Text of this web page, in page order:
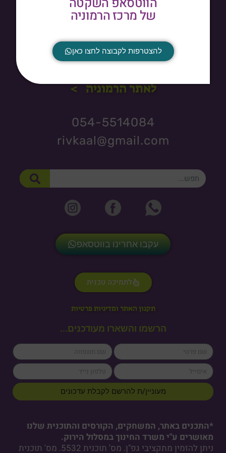
הורים, אנשי חינוך וטיפול, לפניכם מערכת קורסים שתיתן לכם מענה
הנותנים מענה בתחום החברתי רגשי, שיהפכו את המפגש הטיפולי
והחברתי לנעים יותר.
לאתר הרמוניה >
054-5514084
rivkaal@gmail.com
חיפוש
עקבו אחרינו בווטסאפ
לתמיכה טכנית
תקנון האתר ומדיניות פרטיות
*התכנים באתר, המשחקים, הקורסים והתוכנית שלנו
מאושרים ע"י משרד החינוך במסלול הירוק.
ניתן להזמין מתקציבי גפ"ן. מס' תוכנית 5532. מס' תוכנית
הרשמו והשארו מעודכנים...
firstName
lastName
email
cellPhone
מעוניין/ת להרשם לקבלת עדכונים
של מרכז הרמוניה
להצטרפות לקבוצה לחצו כאן